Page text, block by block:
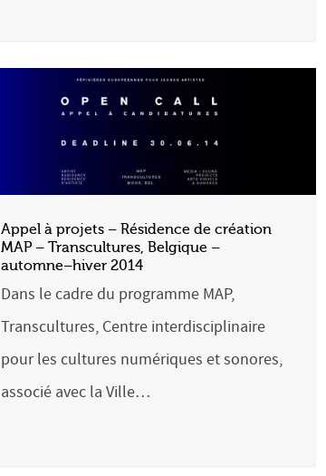
Appel à projets – Résidence de création
MAP – Transcultures, Belgique –
automne–hiver 2014
Dans le cadre du programme MAP,
Transcultures, Centre interdisciplinaire
pour les cultures numériques et sonores,
associé avec la Ville…